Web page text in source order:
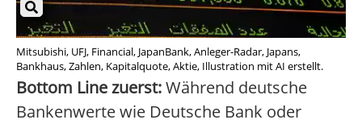
Mitsubishi, UFJ, Financial, JapanBank, Anleger-Radar, Japans,
Bankhaus, Zahlen, Kapitalquote, Aktie, Illustration mit AI erstellt.
Bottom Line zuerst:Während deutsche
Bankenwerte wie Deutsche Bank oder